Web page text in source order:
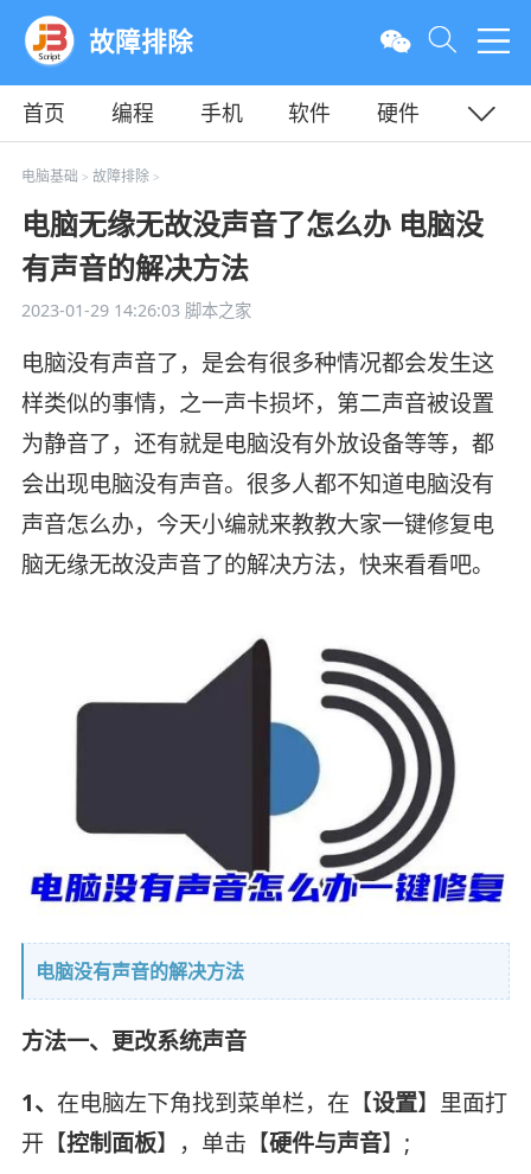
故障排除
首页 编程 手机 软件
硬件
教程
平面
电脑基础 > 故障排除>
电脑无缘无故没声音了怎么办 电脑没
有声音的解决方法
2023-01-29 14:26:03脚本之家
电脑没有声音了，是会有很多种情况都会发生这
样类似的事情，之一声卡损坏，第二声音被设置
为静音了，还有就是电脑没有外放设备等等，都
会出现电脑没有声音。很多人都不知道电脑没有
声音怎么办，今天小编就来教教大家一键修复电
脑无缘无故没声音了的解决方法，快来看看吧。
电脑没有声音的解决方法
方法一、更改系统声音
1、 在电脑左下角找到菜单栏，在【设置】里面打
开【控制面板】，单击【硬件与声音】;